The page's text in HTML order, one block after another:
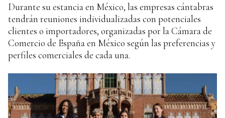
Durante su estancia en México, las empresas cántabras
tendrán reuniones individualizadas con potenciales
clientes o importadores, organizadas por la Cámara de
Comercio de España en México según las preferencias y
perfiles comerciales de cada una.